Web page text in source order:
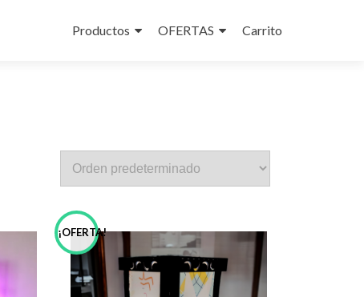
Productos
OFERTAS Carrito
¡OFERTA!